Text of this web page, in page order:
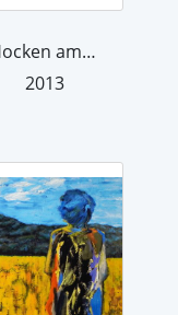
Hocken am Horizont
2013